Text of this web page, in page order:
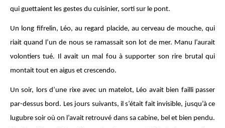
qui guettaient les gestes du cuisinier, sorti sur le pont.
Un long fifrelin, Léo, au regard placide, au cerveau de mouche, qui
riait quand l’un de nous se ramassait son lot de mer. Manu l’aurait
volontiers tué. Il avait un mal fou à supporter son rire brutal qui
montait tout en aigus et crescendo.
Un soir, lors d’une rixe avec un matelot, Léo avait bien failli passer
par-dessus bord. Les jours suivants, il s’était fait invisible, jusqu’à ce
lugubre soir où on l’avait retrouvé dans sa cabine, bel et bien pendu.